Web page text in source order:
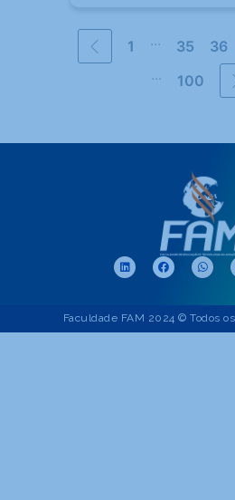
1 ... 35 36
...
100
Faculdade FAM 2024 © Todos